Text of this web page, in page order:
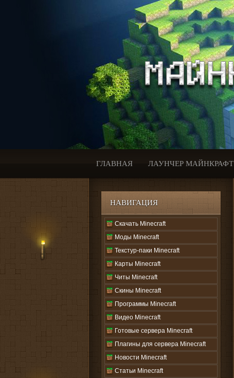
ГЛАВНАЯ ЛАУНЧЕР МАЙНКРАФТ
НАВИГАЦИЯ
Скачать Minecraft
Моды Minecraft
Текстур-паки Minecraft
Карты Minecraft
Читы Minecraft
Скины Minecraft
Программы Minecraft
Видео Minecraft
Готовые сервера Minecraft
Плагины для сервера Minecraft
Новости Minecraft
Статьи Minecraft